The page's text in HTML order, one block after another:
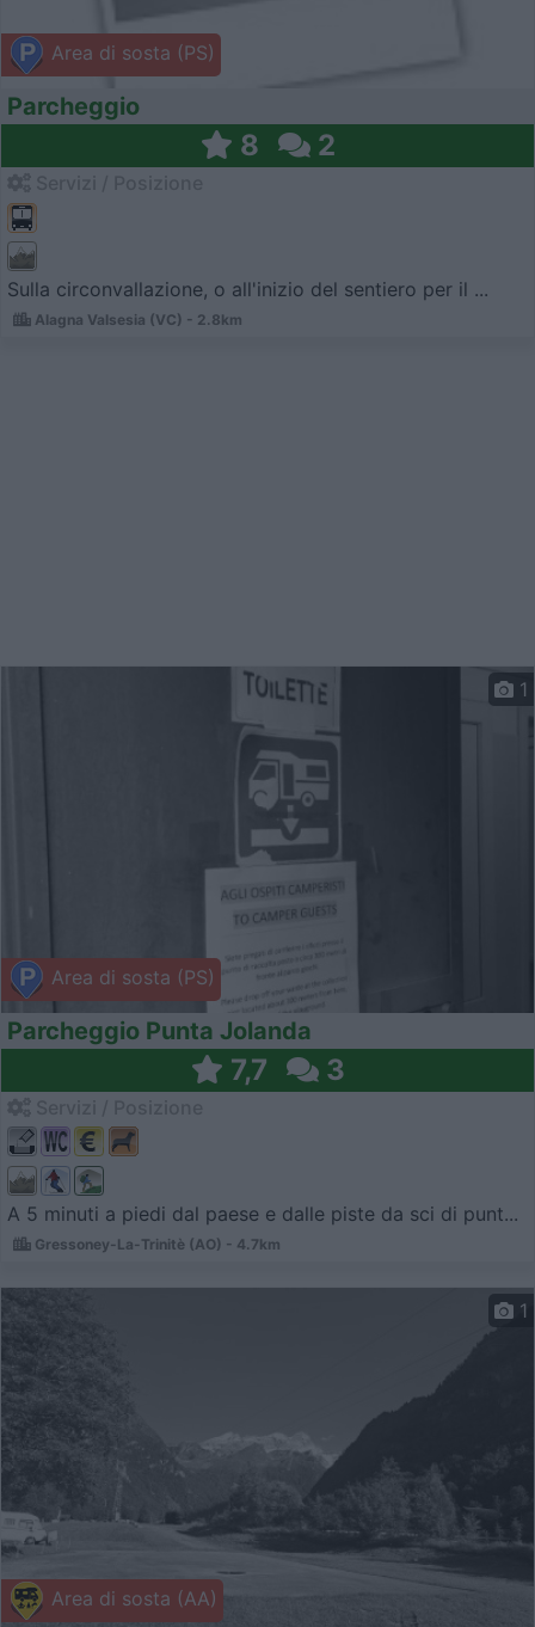
Area di sosta (PS)
Parcheggio
8 2
Sulla circonvallazione, o all'inizio del sentiero per il ...
Alagna Valsesia (VC) - 2.8km
Area di sosta (PS)
1
Parcheggio Punta Jolanda
7,7 3
A 5 minuti a piedi dal paese e dalle piste da sci di punt...
Gressoney-La-Trinitè (AO) - 4.7km
Area di sosta (AA)
1